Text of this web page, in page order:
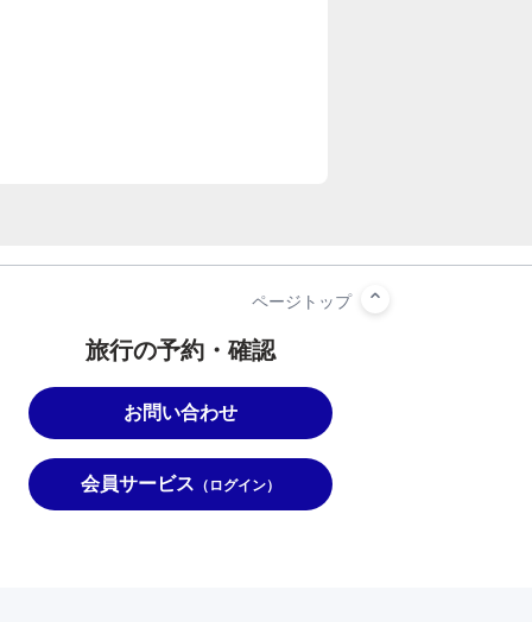
旅行の予約・確認
お問い合わせ
会員サービス （ログイン）